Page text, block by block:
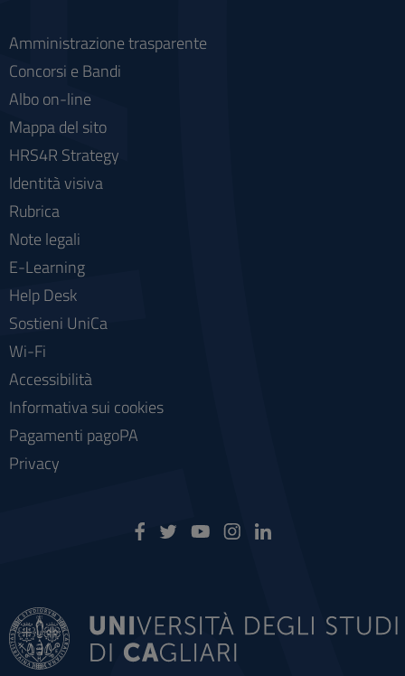
Amministrazione trasparente
Concorsi e Bandi
Albo on-line
Mappa del sito
HRS4R Strategy
Identità visiva
Rubrica
Note legali
E-Learning
Help Desk
Sostieni UniCa
Wi-Fi
Accessibilità
Informativa sui cookies
Pagamenti pagoPA
Privacy